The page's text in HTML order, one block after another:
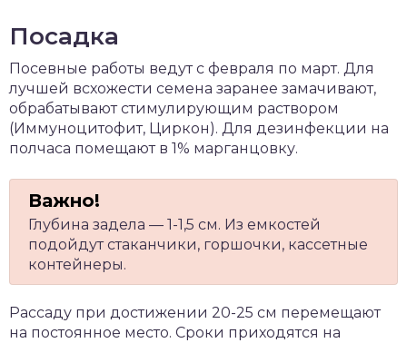
Посадка
Посевные работы ведут с февраля по март. Для
лучшей всхожести семена заранее замачивают,
обрабатывают стимулирующим раствором
(Иммуноцитофит, Циркон). Для дезинфекции на
полчаса помещают в 1% марганцовку.
Глубина задела — 1-1,5 см. Из емкостей
подойдут стаканчики, горшочки, кассетные
контейнеры.
Рассаду при достижении 20-25 см перемещают
на постоянное место. Сроки приходятся на